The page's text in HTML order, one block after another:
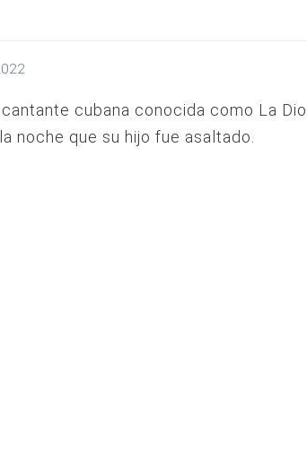
cubana conocida como La
noche que su hijo fue asaltado.